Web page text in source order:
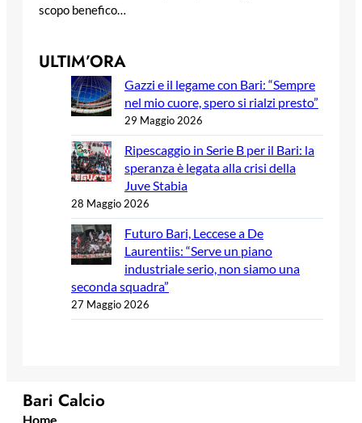
scopo benefico…
ULTIM’ORA
Gazzi e il legame con Bari: “Sempre
nel mio cuore, spero si rialzi presto”
29 Maggio 2026
Ripescaggio in Serie B per il Bari: la
speranza è legata alla crisi della
Juve Stabia
28 Maggio 2026
Futuro Bari, Leccese a De
Laurentiis: “Serve un piano
industriale serio, non siamo una
seconda squadra”
27 Maggio 2026
Bari Calcio
Home